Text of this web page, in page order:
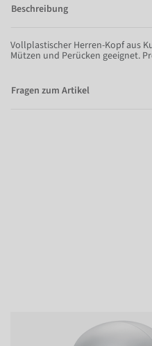
Beschreibung
Vollplastischer Herren-Kopf aus
Mützen und Perücken geeignet.
Fragen zum Artikel